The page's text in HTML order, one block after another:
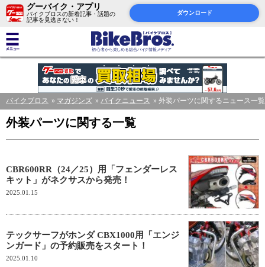
グーバイク・アプリ
バイクブロスの新着記事・話題の
記事を見逃さない！
ダウンロード
バイクブロス マガジンズ バイクニュース 外装パーツに関するニュース一覧
外装パーツに関する一覧
CBR600RR（24／25）用「フェンダーレス
キット」がネクサスから発売！
2025.01.15
テックサーフがホンダ CBX1000用「エンジ
ンガード」の予約販売をスタート！
2025.01.10